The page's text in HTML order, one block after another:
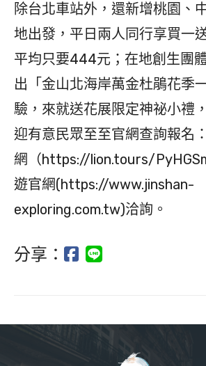
除台北車站外，還新增桃園、
地出發，平日兩人同行享買一
平均只要444元；在地創生團
出「金山北海岸萬金杜鵑花季
驗，來就送花展限定神祕小禮
迎有意民眾至至官網查詢報名
網（https://lion.tours/
遊官網(https://www.jinshan-
exploring.com.tw)洽詢。
分享：